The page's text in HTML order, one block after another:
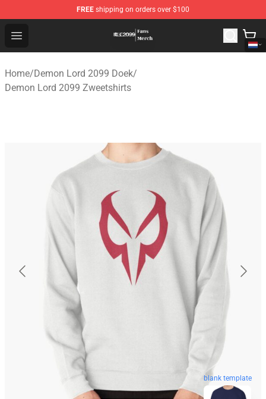
FREE shipping on orders over $100
Open menu
Demon Lord 2099 Store - Official Demon Lord 2099
Home/Demon Lord 2099 Doek/
Demon Lord 2099 Zweetshirts
blank template